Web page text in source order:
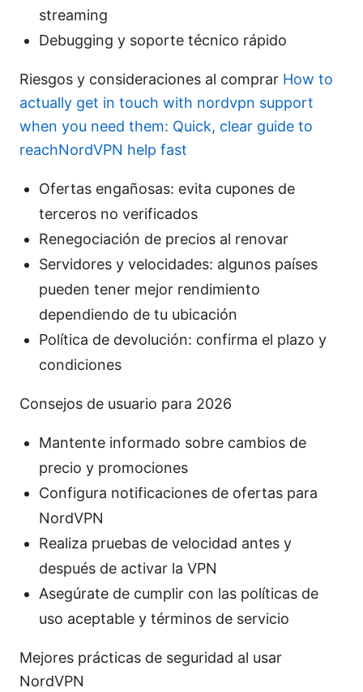
streaming
Debugging y soporte técnico rápido
Riesgos y consideraciones al comprar How to
actually get in touch with nordvpn support
when you need them: Quick, clear guide to
reachNordVPN help fast
Ofertas engañosas: evita cupones de
terceros no verificados
Renegociación de precios al renovar
Servidores y velocidades: algunos países
pueden tener mejor rendimiento
dependiendo de tu ubicación
Política de devolución: confirma el plazo y
condiciones
Consejos de usuario para 2026
Mantente informado sobre cambios de
precio y promociones
Configura notificaciones de ofertas para
NordVPN
Realiza pruebas de velocidad antes y
después de activar la VPN
Asegúrate de cumplir con las políticas de
uso aceptable y términos de servicio
Mejores prácticas de seguridad al usar
NordVPN